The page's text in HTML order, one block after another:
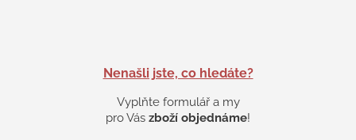
k
v
ý
Nenašli jste, co hledáte?
Vyplňte formulář a my
pro Vás zboží objednáme!